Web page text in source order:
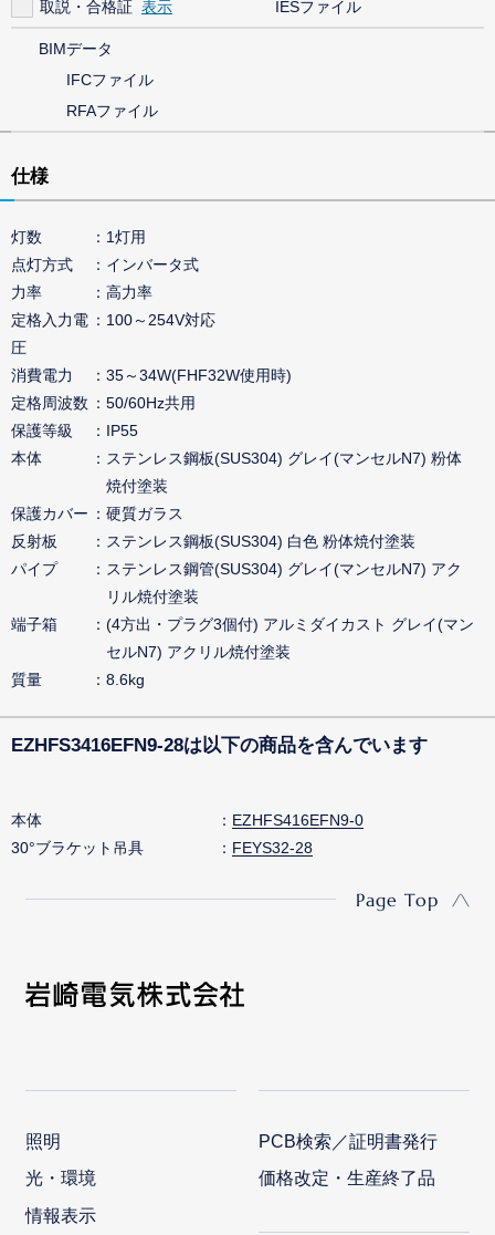
取説・合格証 IESファイル
BIMデータ
IFCファイル
RFAファイル
仕様
灯数
1灯用
点灯方式
インバータ式
力率
高力率
定格入力電
圧
100～254V対応
消費電力
35～34W(FHF32W使用時)
定格周波数
50/60Hz共用
保護等級
IP55
本体
ステンレス鋼板(SUS304) グレイ(マンセルN7) 粉体
焼付塗装
保護カバー
硬質ガラス
反射板
ステンレス鋼板(SUS304) 白色 粉体焼付塗装
パイプ
ステンレス鋼管(SUS304) グレイ(マンセルN7) アク
リル焼付塗装
端子箱
(4方出・プラグ3個付) アルミダイカスト グレイ(マン
セルN7) アクリル焼付塗装
質量
8.6kg
EZHFS3416EFN9-28は以下の商品を含んでいます
本体
EZHFS416EFN9-0
30°ブラケット吊具
FEYS32-28
Page Top
照明
光・環境
情報表示
PCB検索／証明書発行
価格改定・生産終了品